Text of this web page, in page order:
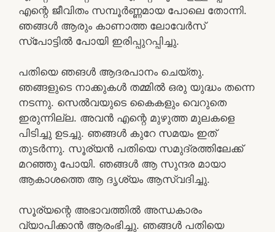
എന്റെ ജീവിതം സമ്പൂർണ്ണമായ പോലെ തോന്നി.
ഞങ്ങൾ ആരും കാണാത്ത ലോവേർസ്
സ്പോട്ടിൽ പോയി ഇരിപ്പുറപ്പിച്ചു.
പതിയെ ഞങൾ ആദരപാനം ചെയ്തു.
ഞങ്ങളുടെ നാക്കുകൾ തമ്മിൽ ഒരു യുദ്ധം തന്നെ
നടന്നു. സെൽവയുടെ കൈകളും വെറുതെ
ഇരുന്നില്ല. അവൻ എന്റെ മുഴുത്ത മുലകളെ
പിടിച്ചു ഉടച്ചു. ഞങ്ങൾ കുറേ സമയം ഇത്
തുടർന്നു. സൂര്യൻ പതിയെ സമുദ്രത്തിലേക്ക്
മറഞ്ഞു പോയി. ഞങ്ങൾ ആ സുന്ദര മായാ
ആകാശത്തെ ആ ദൃശ്യം ആസ്വദിച്ചു.
സൂര്യന്റെ അഭാവത്തിൽ അന്ധകാരം
വ്യാപിക്കാൻ ആരംഭിച്ചു. ഞങ്ങൾ പതിയെ